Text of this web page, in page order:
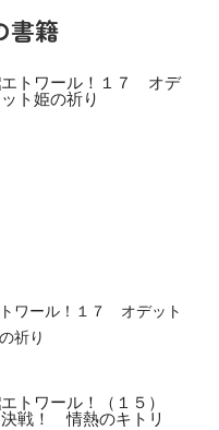
書籍
ワール！１７ オデット
祈り